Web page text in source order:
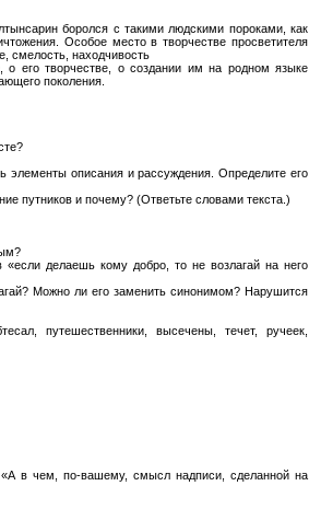
боролся с такими людскими пороками, как
Особое место в творчестве просветителя
смелость, находчивость
его творчестве, о создании им на родном языке
поколения.
элементы описания и рассуждения. Определите его
путников и почему? (Ответьте словами текста.)
делаешь кому добро, то не возлагай на него
Можно ли его заменить синонимом? Нарушится
путешественники, высечены, течет, ручеек,
в чем, по-вашему, смысл надписи, сделанной на